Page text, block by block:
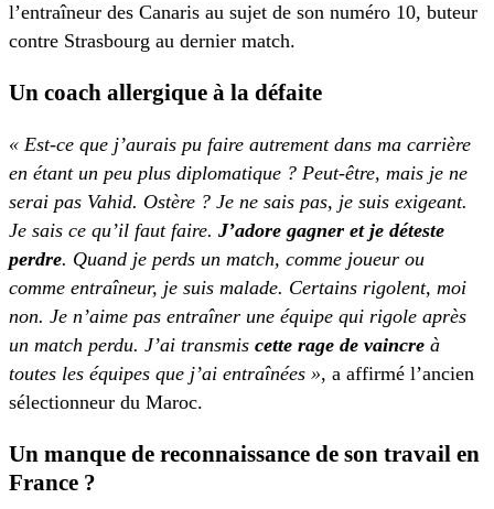
l’entraîneur des Canaris au sujet de son numéro 10, buteur
contre Strasbourg au dernier match.
Un coach allergique à la défaite
« Est-ce que j’aurais pu faire autrement dans ma carrière
en étant un peu plus diplomatique ? Peut-être, mais je ne
serai pas Vahid. Ostère ? Je ne sais pas, je suis exigeant.
Je sais ce qu’il faut faire. J’adore gagner et je déteste
perdre. Quand je perds un match, comme joueur ou
comme entraîneur, je suis malade. Certains rigolent, moi
non. Je n’aime pas entraîner une équipe qui rigole après
un match perdu. J’ai transmis cette rage de vaincre à
toutes les équipes que j’ai entraînées », a affirmé l’ancien
sélectionneur du Maroc.
Un manque de reconnaissance de son travail en
France ?